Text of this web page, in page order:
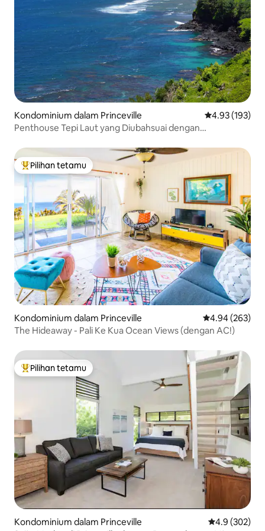
Kondominium dalam Princeville Penarafan
4.93 (193)
Penthouse Tepi Laut yang Diubahsuai dengan
Pilihan utama tetamu
Pilihan tetamu
Kondominium dalam Princeville Penarafan
4.94 (263)
The Hideaway - Pali Ke Kua Ocean Views (dengan AC!)
Pilihan utama tetamu
Pilihan tetamu
Kondominium dalam Princeville Penarafan
4.9 (302)